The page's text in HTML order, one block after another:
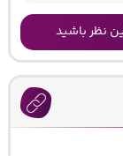
نظر باشید